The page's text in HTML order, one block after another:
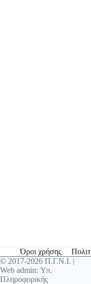
Όροι χρήσης
© 2017-2026 Π.Γ.Ν.Ι. |
Web admin: Υπ.
Πληροφορικής